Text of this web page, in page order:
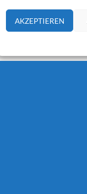
AKZEPTIEREN